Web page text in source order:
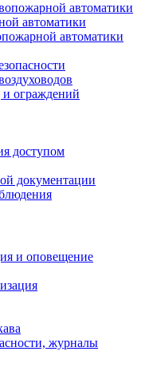
автоматики
автоматики
автоматики
ограждений
доступом
документации
и оповещение
журналы